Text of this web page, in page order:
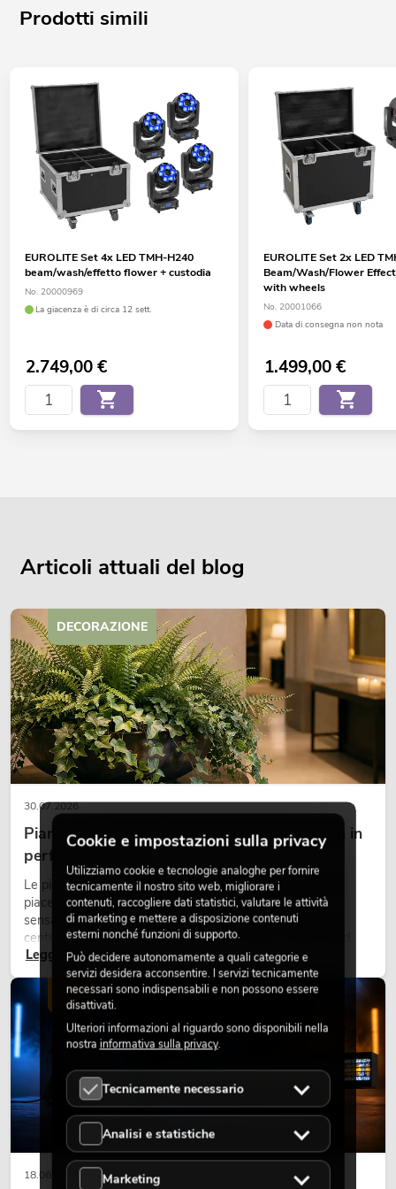
Prodotti simili
EUROLITE Set 4x LED TMH-H240
beam/wash/effetto flower + custodia
No. 20000969
La giacenza è di circa 12 sett.
2.749,00€
EUROLITE Set 2x LED
Beam/Wash/Flower
with wheels
No. 20001066
Data di consegna non nota
1.499,00€
Articoli attuali del blog
30.07.2026
Piante artificiali ignifughe: sicurezza e design in
perfetta armonia
Le piante rendono vivi gli ambienti. Creano un’atmosfera
piacevole, migliorano l’ambiente e trasmettono una
sensazione di naturalezza. Negli hotel, nei ristoranti, nei
centri commerciali, negli edifici adibiti a uffici o negli stand
fieristici, una vegetazione di alta qualità è ormai parte
integrante dei moderni progetti di arredamento.
Leggi ora
DECORAZIONE
18.06.2026
LUCE
Cookie e impostazioni sulla privacy
Utilizziamo cookie e tecnologie analoghe per fornire
tecnicamente il nostro sito web, migliorare i
contenuti, raccogliere dati statistici, valutare le attività
di marketing e mettere a disposizione contenuti
esterni nonché funzioni di supporto.
Può decidere autonomamente a quali categorie e
servizi desidera acconsentire. I servizi tecnicamente
necessari sono indispensabili e non possono essere
disattivati.
Ulteriori informazioni al riguardo sono disponibili nella
nostra informativa sulla privacy.
Tecnicamente necessario
Analisi e statistiche
Marketing